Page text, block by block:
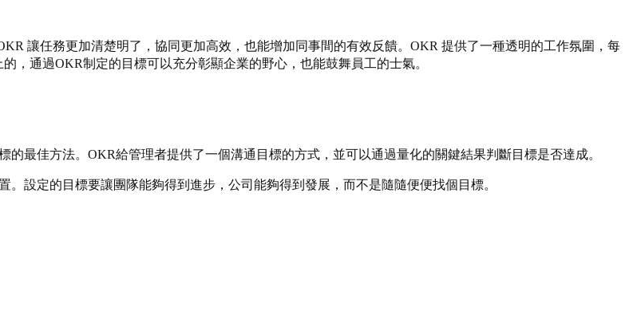
讓任務更加清楚明了，協同更加高效，也能增加同事間的有效反饋。OKR 提供了一種透明的工作氛圍，每
，通過OKR制定的目標可以充分彰顯企業的野心，也能鼓舞員工的士氣。
最佳方法。OKR給管理者提供了一個溝通目標的方式，並可以通過量化的關鍵結果判斷目標是否達成。
設定的目標要讓團隊能夠得到進步，公司能夠得到發展，而不是隨隨便便找個目標。